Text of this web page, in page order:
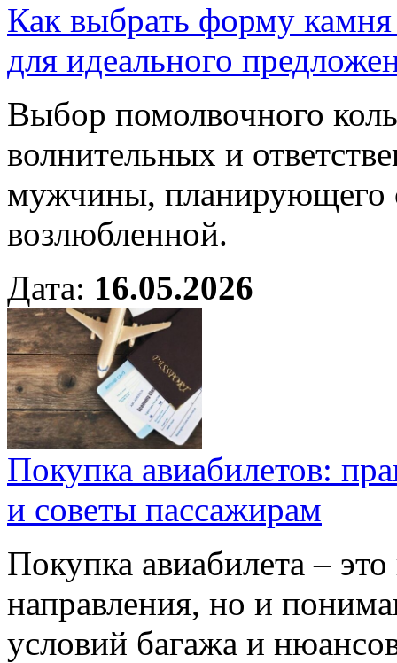
Как выбрать форму
для идеального
Выбор помолвочного
волнительных и
мужчины, планирующего
возлюбленной.
Дата: 16.05.2026
Покупка авиабилетов:
и советы пассажирам
Покупка авиабилета –
направления, но и
условий багажа и